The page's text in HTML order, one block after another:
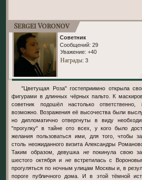
Sergei Voronov
Советник
Сообщений: 29
Уважение: +40
Награды: 3
"Цветущая Роза" гостеприимно открыла свои двери перед двумя
фигурами в длинных чёрных пальто. К
советник подошёл настолько
возможно. Возражения её высочества были
но дипломатично отвергнуты в виду
"прогулку" в тайне ото всех, у кого было
желания пользоваться ими, для того, чтобы
столь неожиданного визита Александры
Таким образом, девушка непокинула свою
шестого октября и невстретилась с
прогуляться по ночным улицам Москвы и, в
пороге публичного дома. И в этой тёмной